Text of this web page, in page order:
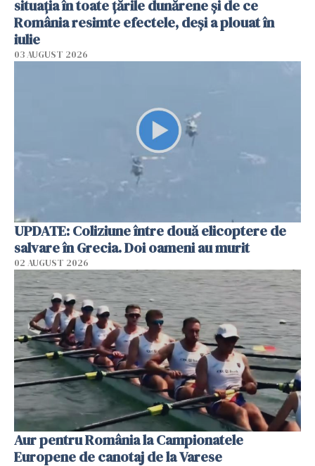
situația în toate țările dunărene și de ce
România resimte efectele, deși a plouat în
iulie
03 AUGUST 2026
UPDATE: Coliziune între două elicoptere de
salvare în Grecia. Doi oameni au murit
02 AUGUST 2026
Aur pentru România la Campionatele
Europene de canotaj de la Varese